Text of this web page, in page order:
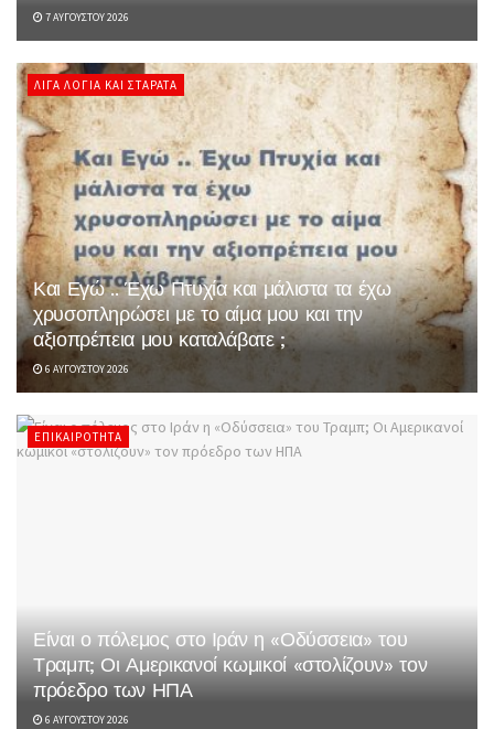
7 ΑΥΓΟΎΣΤΟΥ 2026
ΛΊΓΑ ΛΌΓΙΑ ΚΑΙ ΣΤΑΡΆΤΑ
Και Εγώ .. Έχω Πτυχία και μάλιστα τα έχω
χρυσοπληρώσει με το αίμα μου και την
αξιοπρέπεια μου καταλάβατε ;
6 ΑΥΓΟΎΣΤΟΥ 2026
ΕΠΙΚΑΙΡΌΤΗΤΑ
Είναι ο πόλεμος στο Ιράν η «Οδύσσεια» του
Τραμπ; Οι Αμερικανοί κωμικοί «στολίζουν» τον
πρόεδρο των ΗΠΑ
6 ΑΥΓΟΎΣΤΟΥ 2026